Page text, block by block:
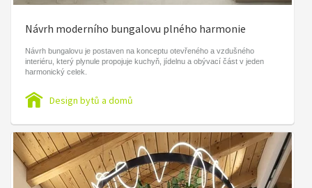
Návrh moderního bungalovu plného harmonie
Návrh bungalovu je postaven na konceptu otevřeného a vzdušného
interiéru, který plynule propojuje kuchyň, jídelnu a obývací část v jeden
harmonický celek.
Design bytů a domů